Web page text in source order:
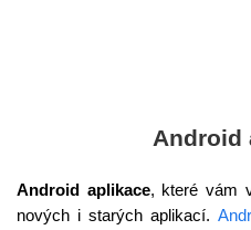
Android
Android aplikace, které vám
nových i starých aplikací.